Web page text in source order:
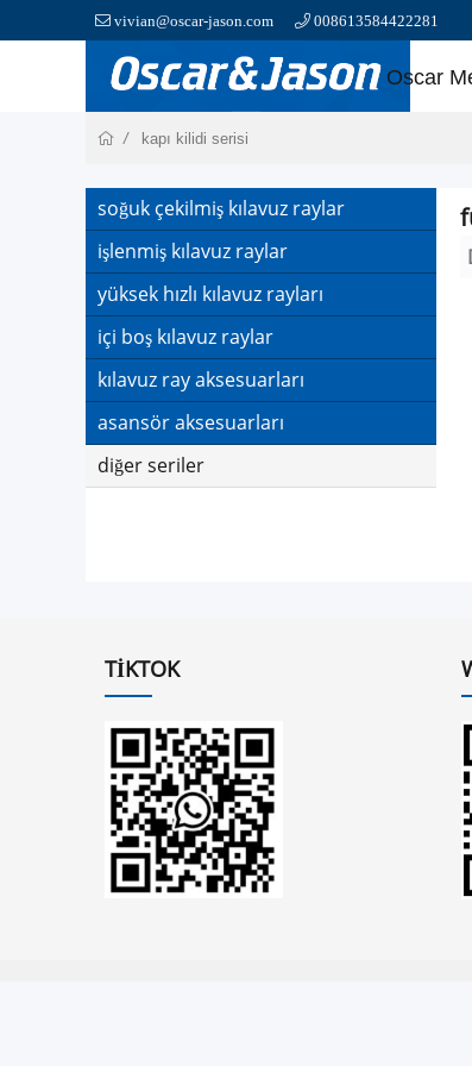
vivian@oscar-jason.com 008613584422281
Oscar
kapı kilidi serisi
soğuk çekilmiş kılavuz raylar
işlenmiş kılavuz raylar
yüksek hızlı kılavuz rayları
içi boş kılavuz raylar
kılavuz ray aksesuarları
asansör aksesuarları
diğer seriler
TIKTOK